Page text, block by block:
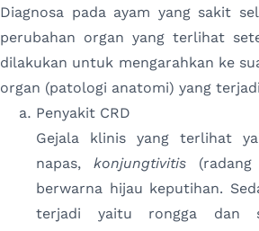
Diagnosa pada ayam yang sakit
perubahan organ yang terlihat
dilakukan untuk mengarahkan ke
organ (patologi anatomi) yang
Penyakit CRD
Gejala klinis yang terlihat
napas, konjungtivitis
berwarna hijau keputihan.
terjadi yaitu rongga dan